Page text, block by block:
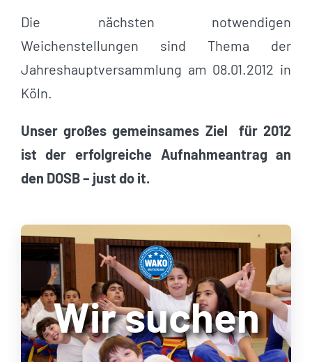
Die nächsten notwendigen
Weichenstellungen sind Thema der
Jahreshauptversammlung am 08.01.2012 in
Köln.
Unser großes gemeinsames Ziel für 2012
ist der erfolgreiche Aufnahmeantrag an
den DOSB – just do it.
Wir suchen